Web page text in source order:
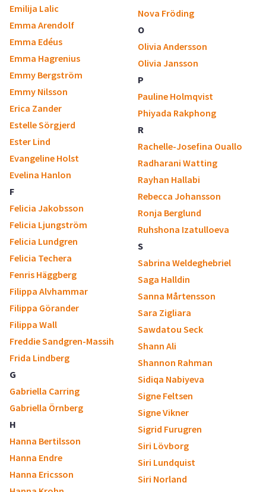
Emilija Lalic
Emma Arendolf
Emma Edéus
Emma Hagrenius
Emmy Bergström
Emmy Nilsson
Erica Zander
Estelle Sörgjerd
Ester Lind
Evangeline Holst
Evelina Hanlon
F
Felicia Jakobsson
Felicia Ljungström
Felicia Lundgren
Felicia Techera
Fenris Häggberg
Filippa Alvhammar
Filippa Görander
Filippa Wall
Freddie Sandgren-Massih
Frida Lindberg
G
Gabriella Carring
Gabriella Örnberg
H
Hanna Bertilsson
Hanna Endre
Hanna Ericsson
Nova Fröding
O
Olivia Andersson
Olivia Jansson
P
Pauline Holmqvist
Phiyada Rakphong
R
Rachelle-Josefina Ouallo
Radharani Watting
Rayhan Hallabi
Rebecca Johansson
Ronja Berglund
Ruhshona Izatulloeva
S
Sabrina Weldeghebriel
Saga Halldin
Sanna Mårtensson
Sara Zigliara
Sawdatou Seck
Shann Ali
Shannon Rahman
Sidiqa Nabiyeva
Signe Feltsen
Signe Vikner
Sigrid Furugren
Siri Lövborg
Siri Lundquist
Siri Norland